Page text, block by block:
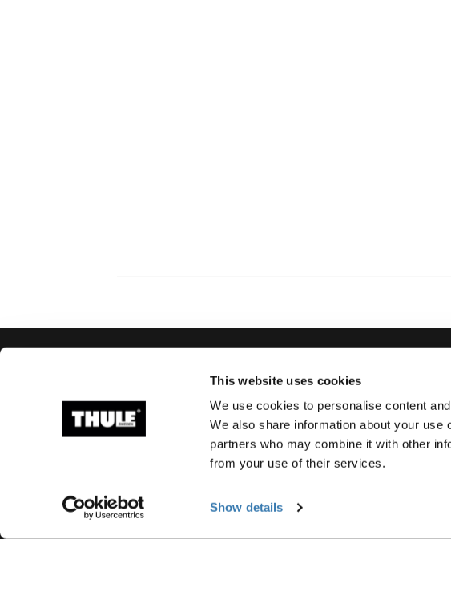
This website uses cookies
We use cookies to personalise content
We also share information about your
partners who may combine it with other
from your use of their services.
Show details
Soporte
Contacto
Respaldo sobre el
producto
Repuestos e instrucciones
Esto